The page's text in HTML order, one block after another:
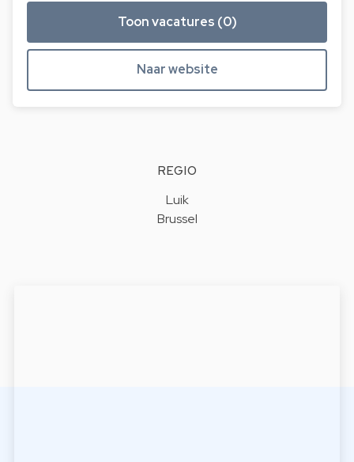
Toon vacatures (0)
Naar website
REGIO
Luik
Brussel